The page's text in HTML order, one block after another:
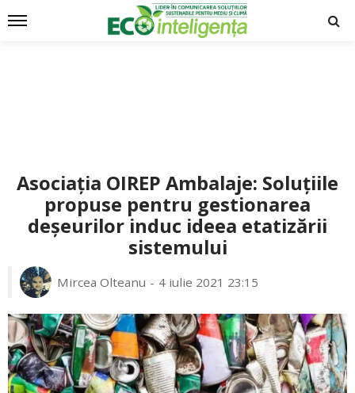
Asociația OIREP Ambalaje: Soluțiile
propuse pentru gestionarea
deșeurilor induc ideea etatizării
sistemului
Mircea Olteanu 4 iulie 2021 23:15